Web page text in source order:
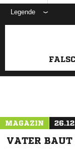
Legende
MAGAZIN
VATER BAUT